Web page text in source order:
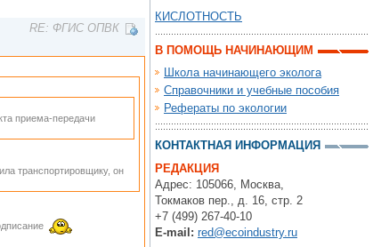
RE: ФГИС ОПВК
приема-передачи
транспортировщику, он
КИСЛОТНОСТЬ
В ПОМОЩЬ НАЧИНАЮЩИМ
Школа начинающего эколога
Справочники и учебные пособия
Рефераты по экологии
КОНТАКТНАЯ ИНФОРМАЦИЯ
РЕДАКЦИЯ
Адрес: 105066, Москва,
Токмаков пер., д. 16, стр. 2
+7 (499) 267-40-10
E-mail: red@ecoindustry.ru